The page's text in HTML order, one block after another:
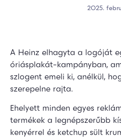
2025.
A Heinz elhagyta a logóját
óriásplakát-kampányban,
szlogent emeli ki, anélkül,
szerepelne rajta.
Ehelyett minden egyes
termékek a legnépszerűbb
kenyérrel és ketchup sült